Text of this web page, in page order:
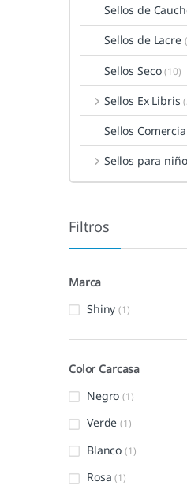
Sellos de
Sellos de Lacre
Sellos Seco(10)
Sellos Ex Libris
Sellos
Sellos para
Filtros
Marca
Shiny (1)
Color Carcasa
Negro (1)
Verde (1)
Blanco (1)
Rosa (1)